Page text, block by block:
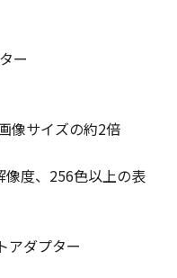
現状のまま』の
ノン、キヤノン
会社、キヤノン
店または販売店
ア」に関して、商
性の保証を含
ると黙示たるとを
。
センサー、キヤノ
社、それらの販
ー
像サイズの約2倍
度、256色以上の表
アダプター